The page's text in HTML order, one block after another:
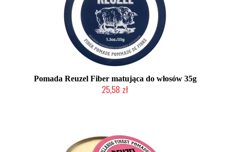
Pomada Reuzel Fiber matująca do włosów 35g
25,58 zł